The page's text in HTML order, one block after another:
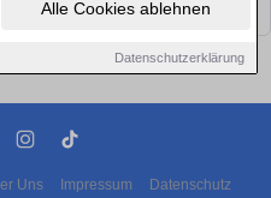
Alle Cookies ablehnen
Datenschutzerklärung
Uns Impressum Datenschutz